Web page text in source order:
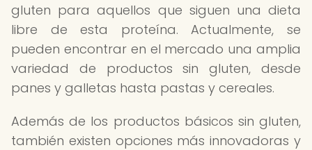
gluten para aquellos que siguen una dieta
libre de esta proteína. Actualmente, se
pueden encontrar en el mercado una amplia
variedad de productos sin gluten, desde
panes y galletas hasta pastas y cereales.
Además de los productos básicos sin gluten,
también existen opciones más innovadoras y